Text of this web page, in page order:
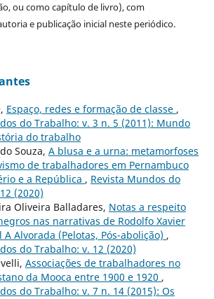
ou como capítulo de livro), com
e publicação inicial neste periódico.
Espaço, redes e formação de classe ,
do Trabalho: v. 3 n. 5 (2011): Mundo
do trabalho
Souza, A blusa e a urna: metamorfoses
de trabalhadores em Pernambuco
e a República , Revista Mundos do
(2020)
Oliveira Balladares, Notas a respeito
nas narrativas de Rodolfo Xavier
Alvorada (Pelotas, Pós-abolição) ,
do Trabalho: v. 12 (2020)
Associações de trabalhadores no
da Mooca entre 1900 e 1920 ,
do Trabalho: v. 7 n. 14 (2015): Os